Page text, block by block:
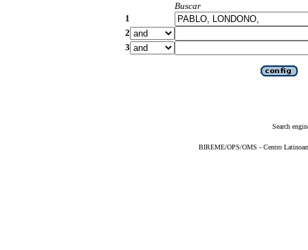
Buscar
1
2
3
Search
BIREME/OPS/OMS - Centro